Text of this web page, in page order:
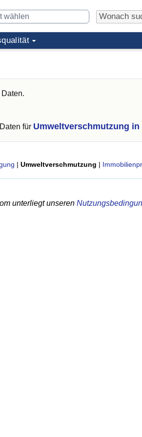
für Umweltverschmutzung in
| Umweltverschmutzung |
unterliegt unseren